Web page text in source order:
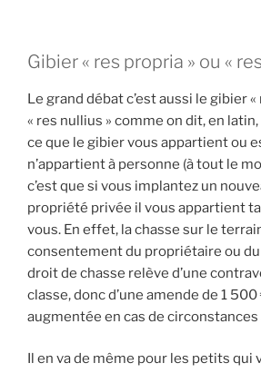
u
r
a
i
m
e
n
t
?
»
Gibier « res propria » ou «
Le grand débat c’est aussi le gibier
« res nullius » comme on dit, en
ce que le gibier vous appartient ou
n’appartient à personne (à tout le
c’est que si vous implantez un
propriété privée il vous appartient
vous. En effet, la chasse sur le
consentement du propriétaire ou
droit de chasse relève d’une
classe, donc d’une amende de 1
augmentée en cas de
Il en va de même pour les petits